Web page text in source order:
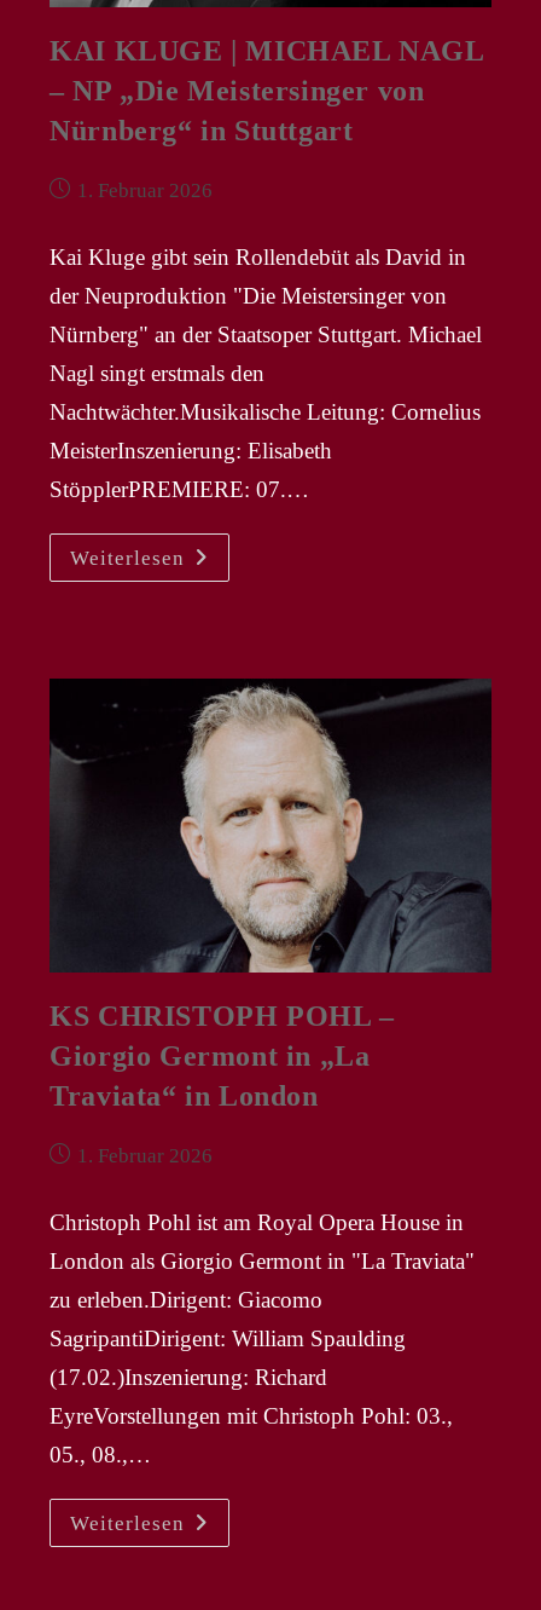
KAI KLUGE | MICHAEL NAGL
– NP „Die Meistersinger von
Nürnberg“ in Stuttgart
Beitrag1. Februar 2026
Kai Kluge gibt sein Rollendebüt als David in
der Neuproduktion "Die Meistersinger von
Nürnberg" an der Staatsoper Stuttgart. Michael
Nagl singt erstmals den
Nachtwächter.Musikalische Leitung: Cornelius
MeisterInszenierung: Elisabeth
StöpplerPREMIERE: 07.…
Weiterlesen KAI
KLUGE
|
Meistersinger
Von
Nürnberg“
In
Stuttgart
KS CHRISTOPH POHL –
Giorgio Germont in „La
Traviata“ in London
Beitrag1. Februar 2026
Christoph Pohl ist am Royal Opera House in
London als Giorgio Germont in "La Traviata"
zu erleben.Dirigent: Giacomo
SagripantiDirigent: William Spaulding
(17.02.)Inszenierung: Richard
EyreVorstellungen mit Christoph Pohl: 03.,
05., 08.,…
Weiterlesen KS
CHRISTOPH
POHL